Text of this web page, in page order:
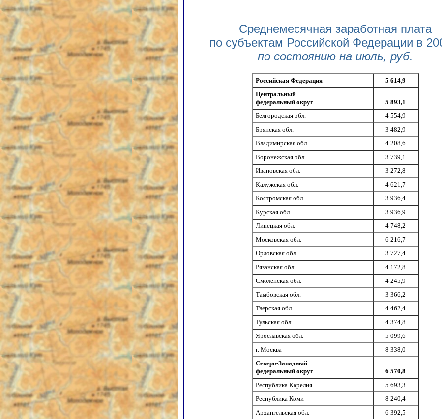
Среднемесячная заработная плата
по субъектам Российской Федерации в
по состоянию на июль, руб.
Российская Федерация
5 614,9
Центральный
федеральный округ
5 893,1
Белгородская обл.
4 554,9
Брянская обл.
3 482,9
Владимирская обл.
4 208,6
Воронежская обл.
3 739,1
Ивановская обл.
3 272,8
Калужская обл.
4 621,7
Костромская обл.
3 936,4
Курская обл.
3 936,9
Липецкая обл.
4 748,2
Московская обл.
6 216,7
Орловская обл.
3 727,4
Рязанская обл.
4 172,8
Смоленская обл.
4 245,9
Тамбовская обл.
3 366,2
Тверская обл.
4 462,4
Тульская обл.
4 374,8
Ярославская обл.
5 099,6
г. Москва
8 338,0
Северо-Западный
федеральный округ
6 570,8
Республика Карелия
5 693,3
Республика Коми
8 240,4
Архангельская обл.
6 392,5